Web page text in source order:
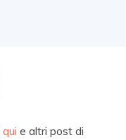
e altri post di